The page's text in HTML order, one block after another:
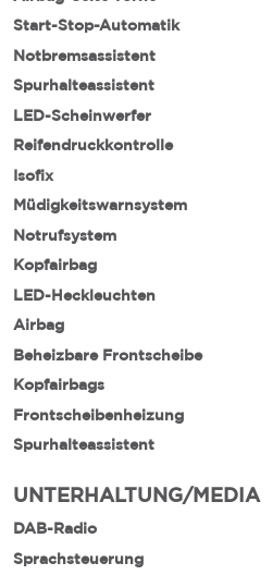
Start-Stop-Automatik
Notbremsassistent
Spurhalteassistent
LED-Scheinwerfer
Reifendruckkontrolle
Isofix
Müdigkeitswarnsystem
Notrufsystem
Kopfairbag
LED-Heckleuchten
Airbag
Beheizbare Frontscheibe
Kopfairbags
Frontscheibenheizung
Spurhalteassistent
UNTERHALTUNG/MEDIA
DAB-Radio
Sprachsteuerung